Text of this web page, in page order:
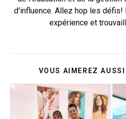
d'influence. Allez hop les défis!
expérience et
VOUS AIMEREZ